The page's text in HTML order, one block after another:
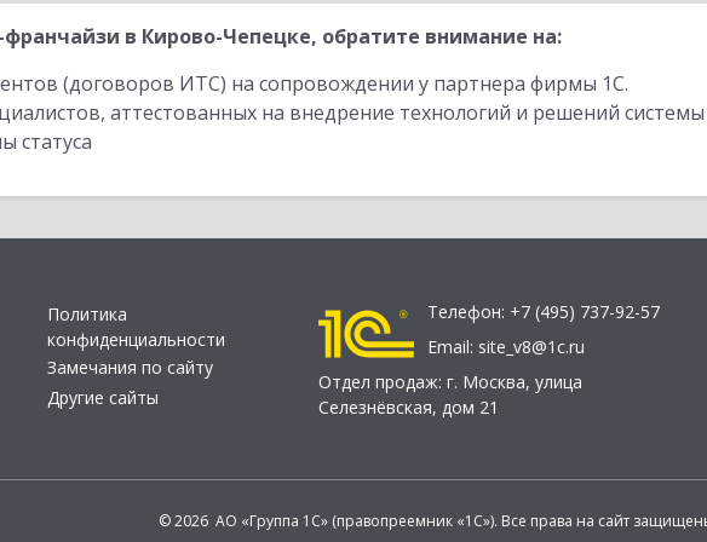
в Кирово-Чепецке, обратите внимание на:
(договоров ИТС) на сопровождении у партнера фирмы 1С.
аттестованных на внедрение технологий и решений
статуса
Политика
конфиденциальности
Замечания по сайту
Другие сайты
Телефон: +7 (495) 737-92-57
Email: site_v8@1c.ru
Отдел продаж: г. Москва, улица
Селезнёвская, дом 21
© 2026 АО «Группа 1С» (правопреемник «1С»). Все права на сайт